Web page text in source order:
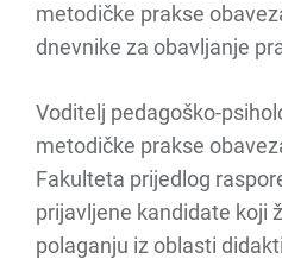
metodičke prakse
dnevnike za obavljanje
Voditelj pedagoško-
metodičke prakse
Fakulteta prijedlog
prijavljene kandidate koji
polaganju iz oblasti